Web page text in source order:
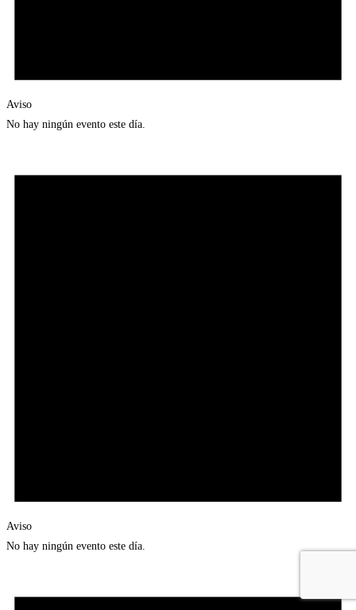
Aviso
No hay ningún evento este día.
Aviso
No hay ningún evento este día.